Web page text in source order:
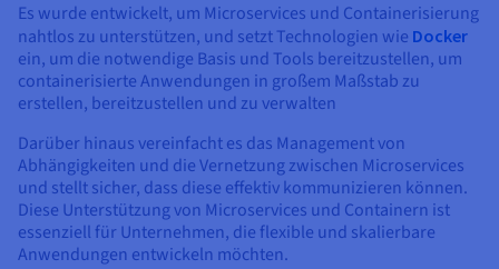
Es wurde entwickelt, um Microservices und Containerisierung
nahtlos zu unterstützen, und setzt Technologien wie Docker
ein, um die notwendige Basis und Tools bereitzustellen, um
containerisierte Anwendungen in großem Maßstab zu
erstellen, bereitzustellen und zu verwalten
Darüber hinaus vereinfacht es das Management von
Abhängigkeiten und die Vernetzung zwischen Microservices
und stellt sicher, dass diese effektiv kommunizieren können.
Diese Unterstützung von Microservices und Containern ist
essenziell für Unternehmen, die flexible und skalierbare
Anwendungen entwickeln möchten.